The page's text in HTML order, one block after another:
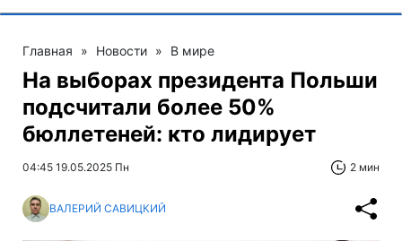
Главная » Новости » В мире
На выборах президента Польши
подсчитали более 50%
бюллетеней: кто лидирует
04:45 19.05.2025 Пн 2 мин
ВАЛЕРИЙ САВИЦКИЙ